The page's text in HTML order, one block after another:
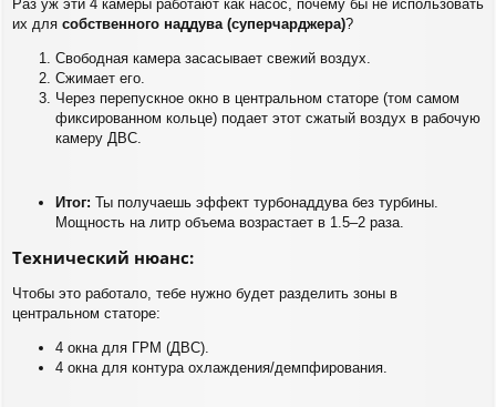
Раз уж эти 4 камеры работают как насос, почему бы не использовать
их для собственного наддува (суперчарджера)?
Свободная камера засасывает свежий воздух.
Сжимает его.
Через перепускное окно в центральном статоре (том самом
фиксированном кольце) подает этот сжатый воздух в рабочую
камеру ДВС.
Итог: Ты получаешь эффект турбонаддува без турбины.
Мощность на литр объема возрастает в 1.5–2 раза.
Технический нюанс:
Чтобы это работало, тебе нужно будет разделить зоны в
центральном статоре:
4 окна для ГРМ (ДВС).
4 окна для контура охлаждения/демпфирования.